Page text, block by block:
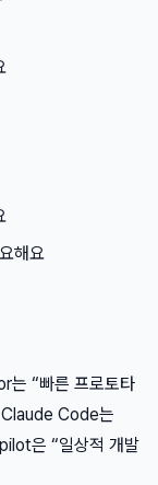
해요
는 “빠른 프로토타
Code는
은 “일상적 개발